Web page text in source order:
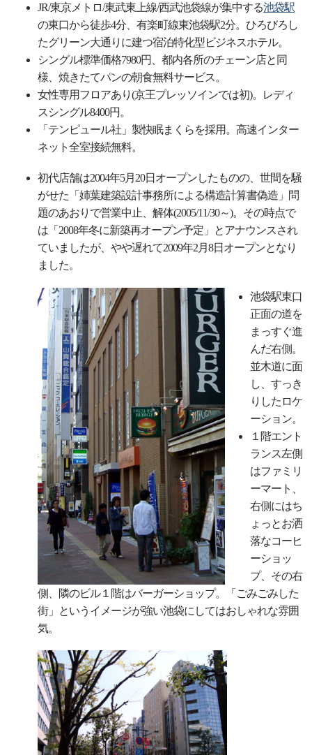
JR/東京メトロ/東武東上線/西武池袋線が集中する池袋駅
の東口から徒歩4分、有楽町線東池袋駅2分。ひろびろし
たグリーン大通りに建つ宿泊特化型ビジネスホテル。
シングル標準価格7980円、都内各所のチェーン店と同
様、焼きたてパンの朝食無料サービス。
女性専用フロアあり(京王プレッソインでは初)。レディ
スシングル8400円。
「テンピュール社」製快眠まくらを採用。高速インター
ネット全室接続無料。
初代店舗は2004年5月20日オープンしたものの、世間を騒
がせた「姉葉建築設計事務所による構造計算書偽造」問
題のあおりで営業中止、解体(2005/11/30～)。その時点で
は「2008年冬に新築再オープン予定」とアナウンスされ
ていましたが、やや遅れて2009年2月8日オープンとなり
ました。
池袋駅東口
正面の道を
まっすぐ進
んだ右側。
並木道に面
し、すっき
りしたロケ
ーション。
１階エント
ランス左側
はファミリ
ーマート、
右側にはち
ょっとお洒
落なコーヒ
ーショッ
プ、その右
側、隣のビル１階はバーガーショップ。「ごみごみした
街」というイメージが強い池袋にしてはおしゃれな雰囲
気。